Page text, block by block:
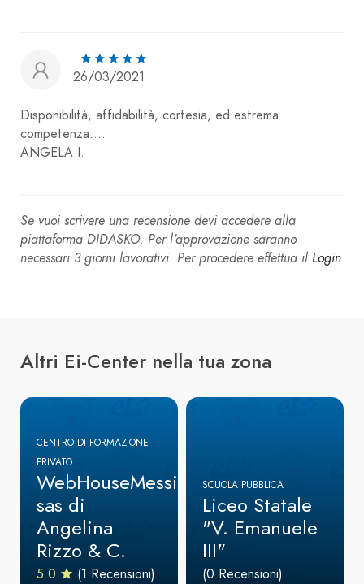
26/03/2021
Disponibilità, affidabilità, cortesia, ed estrema
competenza....
ANGELA I.
Se vuoi scrivere una recensione devi accedere alla
piattaforma DIDASKO. Per l'approvazione saranno
necessari 3 giorni lavorativi. Per procedere effettua il Login
Altri Ei-Center nella tua zona
CENTRO DI FORMAZIONE
PRIVATO
WebHouseMessina
sas di
Angelina
Rizzo & C.
5.0 (1 Recensioni)
SCUOLA PUBBLICA
Liceo Statale
"V. Emanuele
III"
(0 Recensioni)